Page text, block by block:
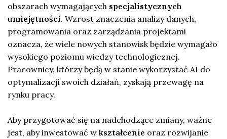
obszarach wymagających specjalistycznych
umiejętności. Wzrost znaczenia analizy danych,
programowania oraz zarządzania projektami
oznacza, że wiele nowych stanowisk będzie wymagało
wysokiego poziomu wiedzy technologicznej.
Pracownicy, którzy będą w stanie wykorzystać AI do
optymalizacji swoich działań, zyskają przewagę na
rynku pracy.
Aby przygotować się na nadchodzące zmiany, ważne
jest, aby inwestować w kształcenie oraz rozwijanie